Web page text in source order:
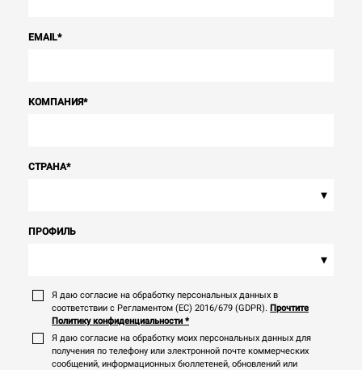
EMAIL*
КОМПАНИЯ*
СТРАНА*
▾
ПРОФИЛЬ
▾
Я даю согласие на обработку персональных данных в
соответствии с Регламентом (ЕС) 2016/679 (GDPR). Прочтите
Политику конфиденциальности *
Я даю согласие на обработку моих персональных данных для
получения по телефону или электронной почте коммерческих
сообщений, информационных бюллетеней, обновлений или